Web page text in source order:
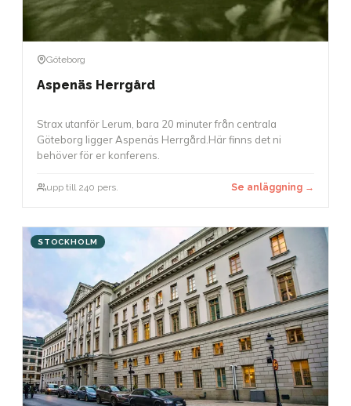
Göteborg
Aspenäs Herrgård
Strax utanför Lerum, bara 20 minuter från centrala
Göteborg ligger Aspenäs Herrgård.Här finns det ni
behöver för er konferens.
upp till 240 pers. Se anläggning →
STOCKHOLM